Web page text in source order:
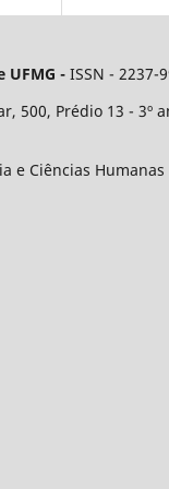
UFMG - ISSN - 2237-
500, Prédio 13 - 3º
e Ciências Humanas